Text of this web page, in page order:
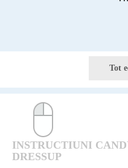
Tot
INSTRUCTIUNI
DRESSUP